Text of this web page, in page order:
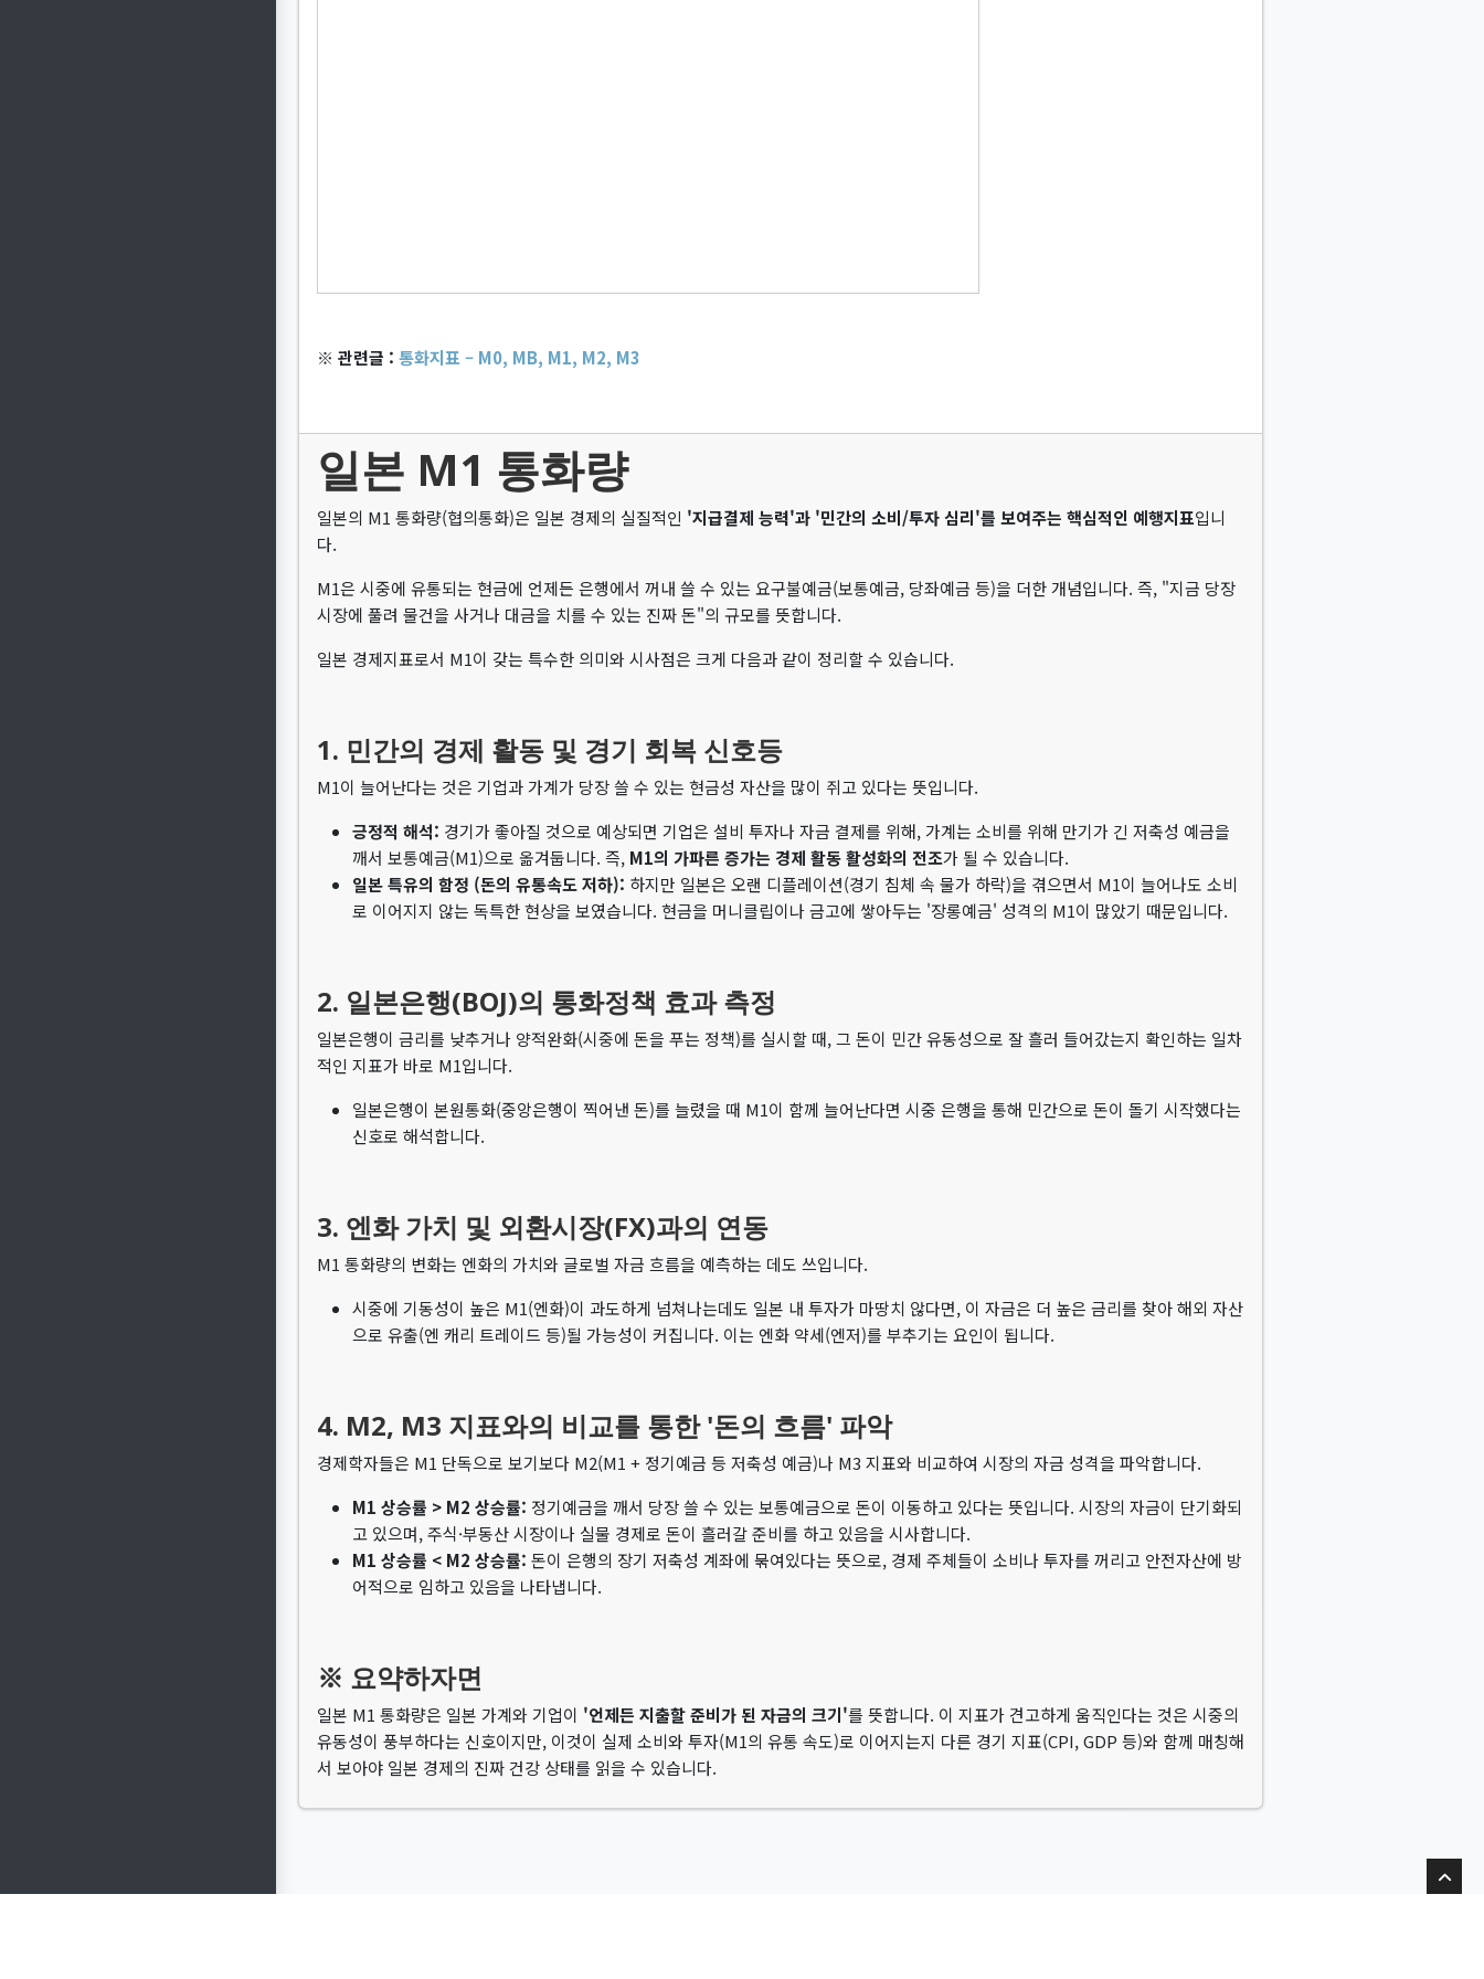
※ 관련글 : 통화지표 – M0, MB, M1, M2, M3
일본 M1 통화량
일본의 M1 통화량(협의통화)은 일본 경제의 실질적인 '지급결제 능력'과 '민간의 소비/투자 심리'를 보여주는 핵심적인 예행지표입니
다.
M1은 시중에 유통되는 현금에 언제든 은행에서 꺼내 쓸 수 있는 요구불예금(보통예금, 당좌예금 등)을 더한 개념입니다. 즉, "지금 당장
시장에 풀려 물건을 사거나 대금을 치를 수 있는 진짜 돈"의 규모를 뜻합니다.
일본 경제지표로서 M1이 갖는 특수한 의미와 시사점은 크게 다음과 같이 정리할 수 있습니다.
1. 민간의 경제 활동 및 경기 회복 신호등
M1이 늘어난다는 것은 기업과 가계가 당장 쓸 수 있는 현금성 자산을 많이 쥐고 있다는 뜻입니다.
긍정적 해석: 경기가 좋아질 것으로 예상되면 기업은 설비 투자나 자금 결제를 위해, 가계는 소비를 위해 만기가 긴 저축성 예금을
깨서 보통예금(M1)으로 옮겨둡니다. 즉, M1의 가파른 증가는 경제 활동 활성화의 전조가 될 수 있습니다.
일본 특유의 함정 (돈의 유통속도 저하): 하지만 일본은 오랜 디플레이션(경기 침체 속 물가 하락)을 겪으면서 M1이 늘어나도 소비
로 이어지지 않는 독특한 현상을 보였습니다. 현금을 머니클립이나 금고에 쌓아두는 '장롱예금' 성격의 M1이 많았기 때문입니다.
2. 일본은행(BOJ)의 통화정책 효과 측정
일본은행이 금리를 낮추거나 양적완화(시중에 돈을 푸는 정책)를 실시할 때, 그 돈이 민간 유동성으로 잘 흘러 들어갔는지 확인하는 일차
적인 지표가 바로 M1입니다.
일본은행이 본원통화(중앙은행이 찍어낸 돈)를 늘렸을 때 M1이 함께 늘어난다면 시중 은행을 통해 민간으로 돈이 돌기 시작했다는
신호로 해석합니다.
3. 엔화 가치 및 외환시장(FX)과의 연동
M1 통화량의 변화는 엔화의 가치와 글로벌 자금 흐름을 예측하는 데도 쓰입니다.
시중에 기동성이 높은 M1(엔화)이 과도하게 넘쳐나는데도 일본 내 투자가 마땅치 않다면, 이 자금은 더 높은 금리를 찾아 해외 자산
으로 유출(엔 캐리 트레이드 등)될 가능성이 커집니다. 이는 엔화 약세(엔저)를 부추기는 요인이 됩니다.
4. M2, M3 지표와의 비교를 통한 '돈의 흐름' 파악
경제학자들은 M1 단독으로 보기보다 M2(M1 + 정기예금 등 저축성 예금)나 M3 지표와 비교하여 시장의 자금 성격을 파악합니다.
M1 상승률 > M2 상승률: 정기예금을 깨서 당장 쓸 수 있는 보통예금으로 돈이 이동하고 있다는 뜻입니다. 시장의 자금이 단기화되
고 있으며, 주식·부동산 시장이나 실물 경제로 돈이 흘러갈 준비를 하고 있음을 시사합니다.
M1 상승률 < M2 상승률: 돈이 은행의 장기 저축성 계좌에 묶여있다는 뜻으로, 경제 주체들이 소비나 투자를 꺼리고 안전자산에 방
어적으로 임하고 있음을 나타냅니다.
※ 요약하자면
일본 M1 통화량은 일본 가계와 기업이 '언제든 지출할 준비가 된 자금의 크기'를 뜻합니다. 이 지표가 견고하게 움직인다는 것은 시중의
유동성이 풍부하다는 신호이지만, 이것이 실제 소비와 투자(M1의 유통 속도)로 이어지는지 다른 경기 지표(CPI, GDP 등)와 함께 매칭해
서 보아야 일본 경제의 진짜 건강 상태를 읽을 수 있습니다.